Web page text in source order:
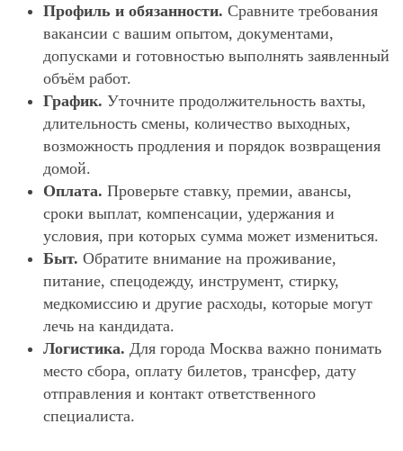
Профиль и обязанности. Сравните требования
вакансии с вашим опытом, документами,
допусками и готовностью выполнять заявленный
объём работ.
График. Уточните продолжительность вахты,
длительность смены, количество выходных,
возможность продления и порядок возвращения
домой.
Оплата. Проверьте ставку, премии, авансы,
сроки выплат, компенсации, удержания и
условия, при которых сумма может измениться.
Быт. Обратите внимание на проживание,
питание, спецодежду, инструмент, стирку,
медкомиссию и другие расходы, которые могут
лечь на кандидата.
Логистика. Для города Москва важно понимать
место сбора, оплату билетов, трансфер, дату
отправления и контакт ответственного
специалиста.